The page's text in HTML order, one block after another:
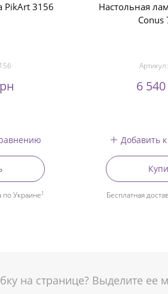
PikArt 3156
по Украине1
Настольная
Conus
Артикул:
6
Добавить
Бесплатная
на странице? Выделите